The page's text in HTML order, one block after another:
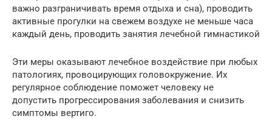
важно разграничивать время отдыха и сна), проводить
активные прогулки на свежем воздухе не меньше часа
каждый день, проводить занятия лечебной гимнастикой
Эти меры оказывают лечебное воздействие при любых
патологиях, провоцирующих головокружение. Их
регулярное соблюдение поможет человеку не
допустить прогрессирования заболевания и снизить
симптомы вертиго.